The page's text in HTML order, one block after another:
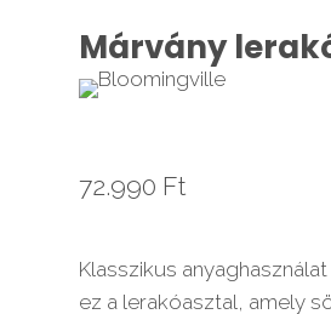
Márvány
72.990 Ft
Klasszikus
ez a lerakóasztal, amely